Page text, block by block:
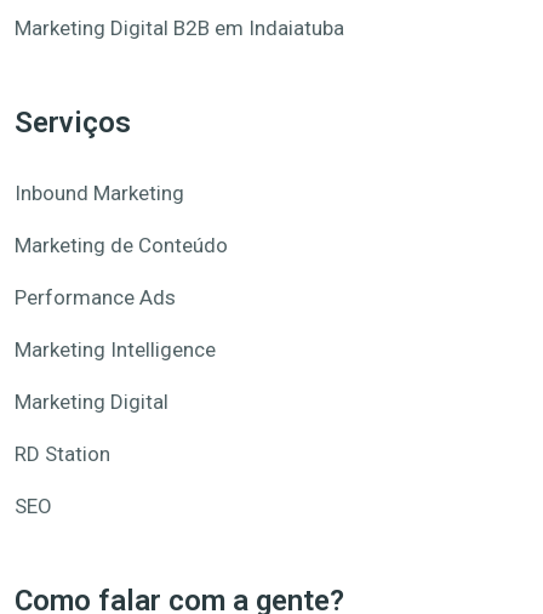
Marketing Digital B2B em Indaiatuba
Serviços
Inbound Marketing
Marketing de Conteúdo
Performance Ads
Marketing Intelligence
Marketing Digital
RD Station
SEO
Como falar com a gente?